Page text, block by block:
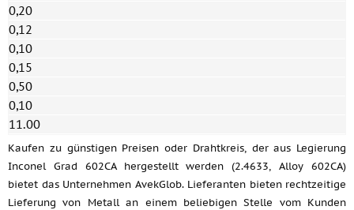
0,20
0,12
0,10
0,15
0,50
0,10
11.00
Kaufen zu günstigen Preisen oder Drahtkreis, der aus Legierung
Inconel Grad 602CA hergestellt werden (2.4633, Alloy 602CA)
bietet das Unternehmen AvekGlob. Lieferanten bieten rechtzeitige
Lieferung von Metall an einem beliebigen Stelle vom Kunden